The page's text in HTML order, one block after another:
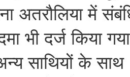
अतरौलिया में
भी दर्ज किया
साथियों के साथ